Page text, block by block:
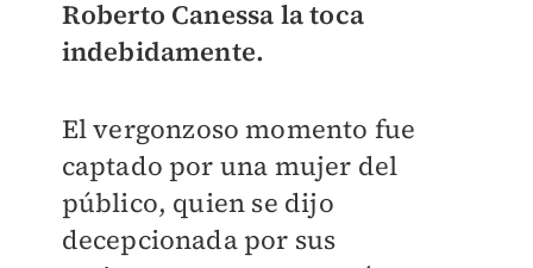
Roberto Canessa la toca
indebidamente.
El vergonzoso momento fue
captado por una mujer del
público, quien se dijo
decepcionada por sus